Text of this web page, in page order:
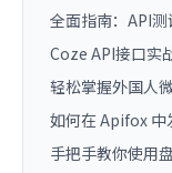
全面指南：API
Coze API接口实
轻松掌握外国人
如何在 Apifox 中
手把手教你使用